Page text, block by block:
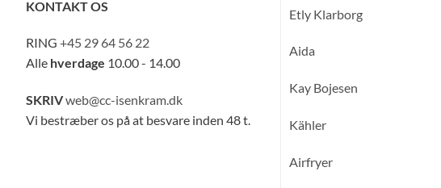
KONTAKT OS
RING +45 29 64 56 22
Alle hverdage 10.00 - 14.00
SKRIVweb@cc-isenkram.dk
Vi bestræber os på at besvare inden 48 t.
Etly Klarborg
Aida
Kay Bojesen
Kähler
Airfryer